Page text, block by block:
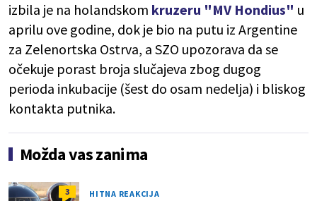
izbila je na holandskom kruzeru "MV Hondius" u
aprilu ove godine, dok je bio na putu iz Argentine
za Zelenortska Ostrva, a SZO upozorava da se
očekuje porast broja slučajeva zbog dugog
perioda inkubacije (šest do osam nedelja) i bliskog
kontakta putnika.
Možda vas zanima
3 HITNA REAKCIJA